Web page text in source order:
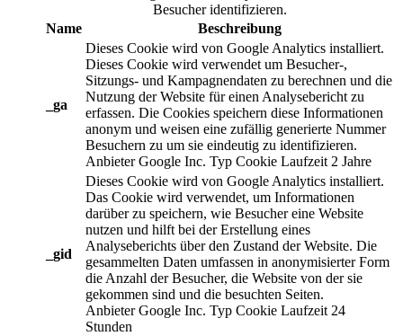
Besucher identifizieren.
Name
Beschreibung
_ga
Dieses Cookie wird von Google Analytics installiert.
Dieses Cookie wird verwendet um Besucher-,
Sitzungs- und Kampagnendaten zu berechnen und die
Nutzung der Website für einen Analysebericht zu
erfassen. Die Cookies speichern diese Informationen
anonym und weisen eine zufällig generierte Nummer
Besuchern zu um sie eindeutig zu identifizieren.
Anbieter Google Inc. Typ Cookie Laufzeit 2 Jahre
_gid
Dieses Cookie wird von Google Analytics installiert.
Das Cookie wird verwendet, um Informationen
darüber zu speichern, wie Besucher eine Website
nutzen und hilft bei der Erstellung eines
Analyseberichts über den Zustand der Website. Die
gesammelten Daten umfassen in anonymisierter Form
die Anzahl der Besucher, die Website von der sie
gekommen sind und die besuchten Seiten.
Anbieter Google Inc. Typ Cookie Laufzeit 24
Stunden